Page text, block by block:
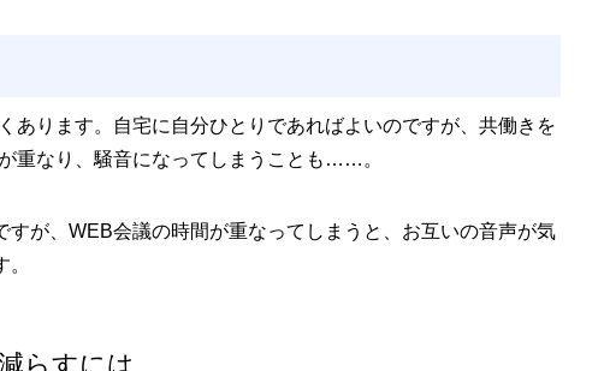
あります。自宅に自分ひとりであればよいのですが、共働きを
重なり、騒音になってしまうことも……。
が、WEB会議の時間が重なってしまうと、お互いの音声が気
らすには